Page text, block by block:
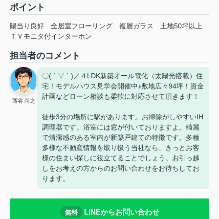
ポイント
陽当り良好 全居室フローリング 複層ガラス
土地50坪以上
ＴＶモニタ付インターホン
担当者のコメント
西谷 尚之
〇( ´ ▽ ` )／４LDK新築オール電化（太陽光搭載）住
宅！モデルハウス見学会開催中♪敷地広々94坪！資金
計画などローン相談も柔軟に対応させて頂きます！
徒歩3分の場所に駅があります。お掃除がしやすいIH
調理器です。浴室には窓が付いておりますよ。綺麗
で清潔感のある室内が新築戸建ての特徴です。多種
多様な不動産情報を取り扱う当社なら、きっとお客
様の住まい探しに役立てることでしょう。お引っ越
しをお考えの方からのお問い合わせをお待ちしてお
ります。
無料 LINEからお問い合わせ